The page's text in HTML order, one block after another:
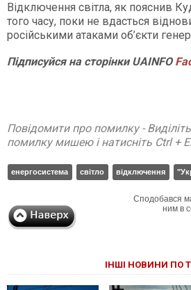
Відключення світла, як пояснив
того часу, поки не вдасться
російськими атаками об’єкти
Підписуйся на сторінки UAINFO
Повідомити про помилку -
помилку мишею і натисніть Ctrl +
енергосистема світло відключення
Сподобався
ним в
ІНШІ НОВИНИ ПО